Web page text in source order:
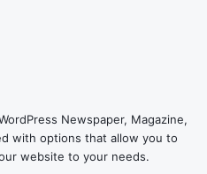
Newspaper, Magazine,
with options that allow you to
website to your needs.